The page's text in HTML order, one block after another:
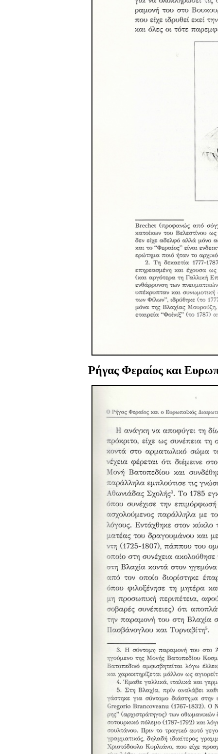
Ρήγας Φεραίος και